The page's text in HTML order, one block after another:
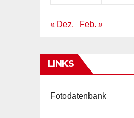
« Dez. Feb. »
LINKS
Fotodatenbank